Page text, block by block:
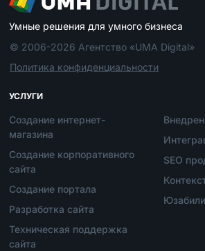
Умные решения для умного бизнеса
© 2006-2026 Агентство «UMA Digital»
Политика конфиденциальности
УСЛУГИ
Создание интернет-
магазина
Создание корпоративного
сайта
Создание портала
Разработка сайта
Техническая поддержка
сайта
SEO